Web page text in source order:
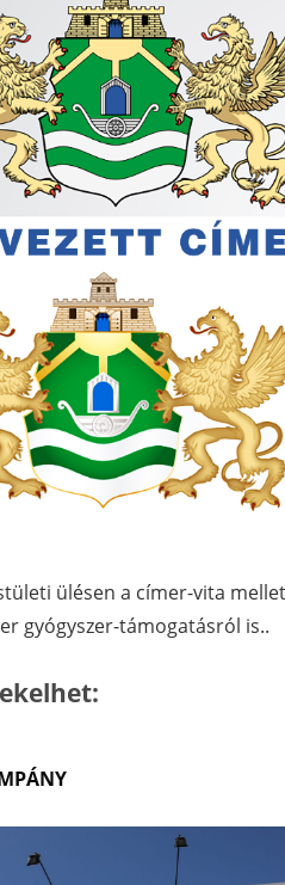
ülésen a címer-vita
gyógyszer-támogatásról is..